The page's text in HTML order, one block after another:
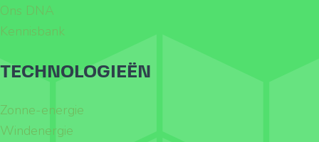
Ons DNA
Kennisbank
TECHNOLOGIEËN
Zonne-energie
Windenergie